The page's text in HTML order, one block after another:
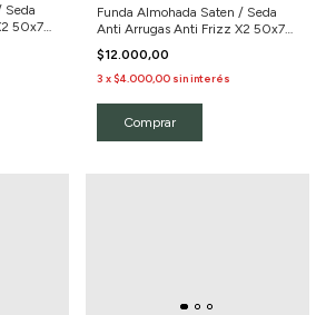
Seda
50x70
Funda Almohada Saten / Seda
Anti Arrugas Anti Frizz X2 50x70
Color Blanco/Lisa
$12.000,00
3 x$4.000,00 sin interés